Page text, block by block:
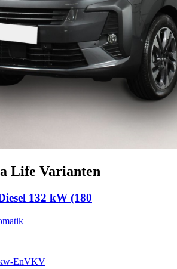
Life Varianten
132 kW (180
EnVKV